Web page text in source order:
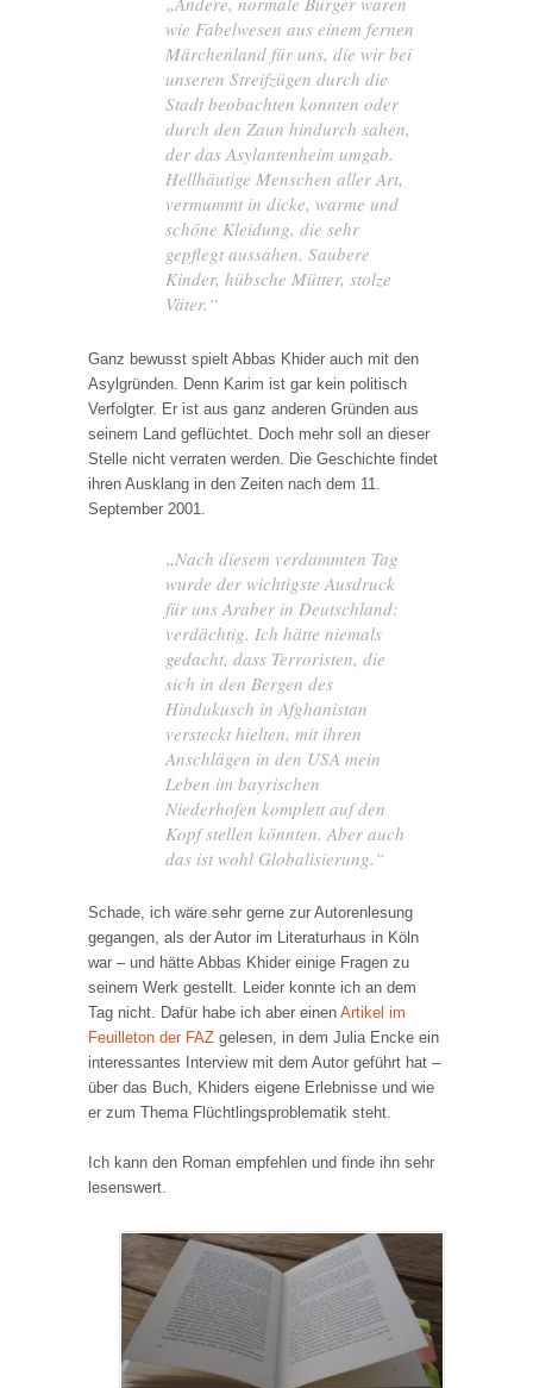
wie Fabelwesen aus einem fernen
Märchenland für uns, die wir bei
unseren Streifzügen durch die
Stadt beobachten konnten oder
durch den Zaun hindurch sahen,
der das Asylantenheim umgab.
Hellhäutige Menschen aller Art,
vermummt in dicke, warme und
schöne Kleidung, die sehr
gepflegt aussahen. Saubere
Kinder, hübsche Mütter, stolze
Väter.“
Ganz bewusst spielt Abbas Khider auch mit den
Asylgründen. Denn Karim ist gar kein politisch
Verfolgter. Er ist aus ganz anderen Gründen aus
seinem Land geflüchtet. Doch mehr soll an dieser
Stelle nicht verraten werden. Die Geschichte findet
ihren Ausklang in den Zeiten nach dem 11.
September 2001.
„Nach diesem verdammten Tag
wurde der wichtigste Ausdruck
für uns Araber in Deutschland:
verdächtig. Ich hätte niemals
gedacht, dass Terroristen, die
sich in den Bergen des
Hindukusch in Afghanistan
versteckt hielten, mit ihren
Anschlägen in den USA mein
Leben im bayrischen
Niederhofen komplett auf den
Kopf stellen könnten. Aber auch
das ist wohl Globalisierung.“
Schade, ich wäre sehr gerne zur Autorenlesung
gegangen, als der Autor im Literaturhaus in Köln
war – und hätte Abbas Khider einige Fragen zu
seinem Werk gestellt. Leider konnte ich an dem
Tag nicht. Dafür habe ich aber einen Artikel im
Feuilleton der FAZ gelesen, in dem Julia Encke ein
interessantes Interview mit dem Autor geführt hat –
über das Buch, Khiders eigene Erlebnisse und wie
er zum Thema Flüchtlingsproblematik steht.
Ich kann den Roman empfehlen und finde ihn sehr
lesenswert.